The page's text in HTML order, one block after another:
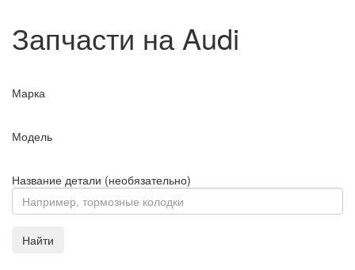
Запчасти на Audi
Марка
Модель
Название детали (необязательно)
Найти